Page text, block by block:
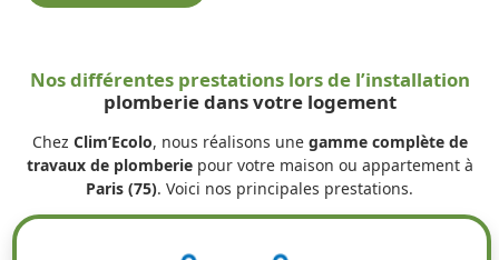
Nos différentes prestations lors de l’installation
plomberie dans votre logement
Chez Clim’Ecolo, nous réalisons une gamme complète de
travaux de plomberiepour votre maison ou appartement à
Paris (75). Voici nos principales prestations.